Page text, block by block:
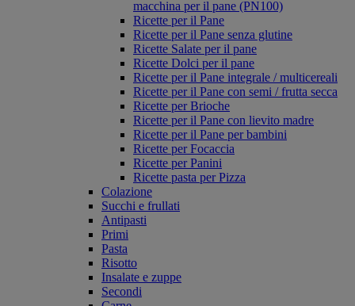
macchina per il pane (PN100)
Ricette per il Pane
Ricette per il Pane senza glutine
Ricette Salate per il pane
Ricette Dolci per il pane
Ricette per il Pane integrale / multicereali
Ricette per il Pane con semi / frutta secca
Ricette per Brioche
Ricette per il Pane con lievito madre
Ricette per il Pane per bambini
Ricette per Focaccia
Ricette per Panini
Ricette pasta per Pizza
Colazione
Succhi e frullati
Antipasti
Primi
Pasta
Risotto
Insalate e zuppe
Secondi